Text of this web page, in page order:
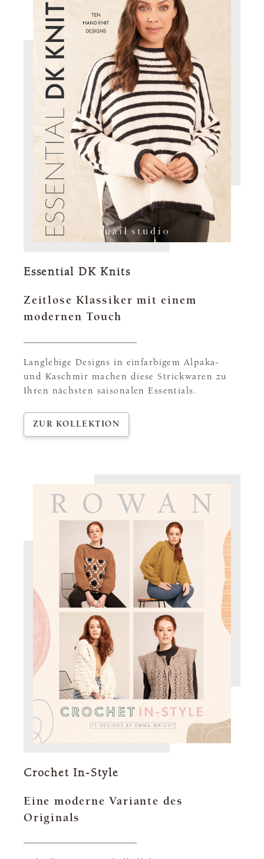
Essential DK Knits
Zeitlose Klassiker mit einem
modernen Touch
Langlebige Designs in einfarbigem Alpaka-
und Kaschmir machen diese Strickwaren zu
Ihren nächsten saisonalen Essentials.
ZUR KOLLEKTION
Crochet In-Style
Eine moderne Variante des
Originals